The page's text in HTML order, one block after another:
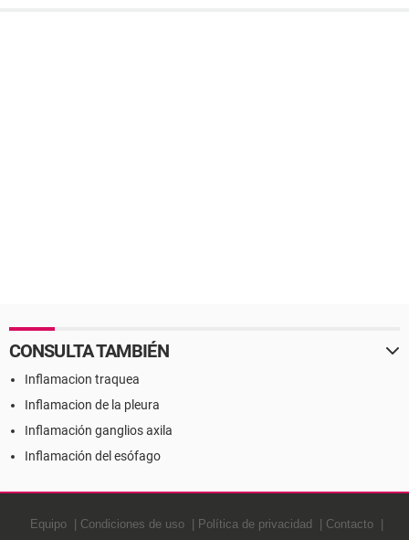
CONSULTA TAMBIÉN
Inflamacion traquea
Inflamacion de la pleura
Inflamación ganglios axila
Inflamación del esófago
Equipo Condiciones de uso Política de privacidad Contacto